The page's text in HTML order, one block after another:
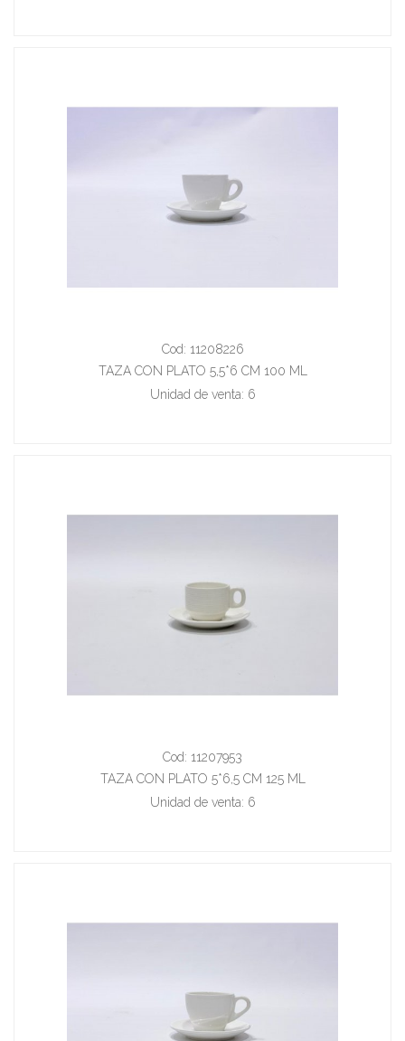
Cod: 11208226
TAZA CON PLATO 5,5*6 CM 100 ML
Unidad de venta: 6
Cod: 11207953
TAZA CON PLATO 5*6,5 CM 125 ML
Unidad de venta: 6